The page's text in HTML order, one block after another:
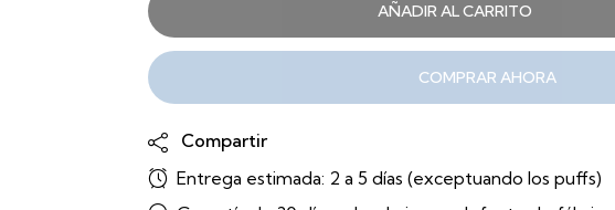
AÑADIR AL CARRITO
COMPRAR AHORA
Compartir
Entrega estimada: 2 a 5 días (exceptuando los puffs)